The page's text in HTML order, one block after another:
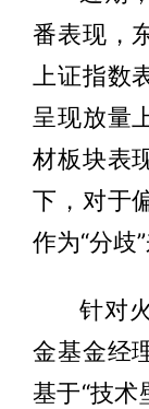
番表现，
上证指数
呈现放量
材板块表
下，对于
作为“分歧”
针对
金基金经
基于“技